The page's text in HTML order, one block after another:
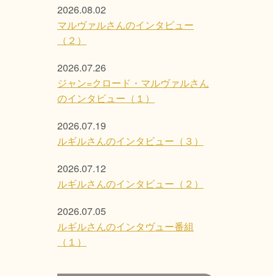
2026.08.02
マルヴァルさんのインタビュー
（２）
2026.07.26
ジャン=クロード・マルヴァルさん
のインタビュー（１）
2026.07.19
ルギルさんのインタビュー（３）
2026.07.12
ルギルさんのインタビュー（２）
2026.07.05
ルギルさんのインタヴュー番組
（１）